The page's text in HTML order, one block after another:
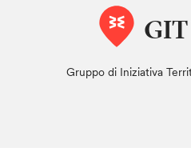
Gruppo di Iniziativa